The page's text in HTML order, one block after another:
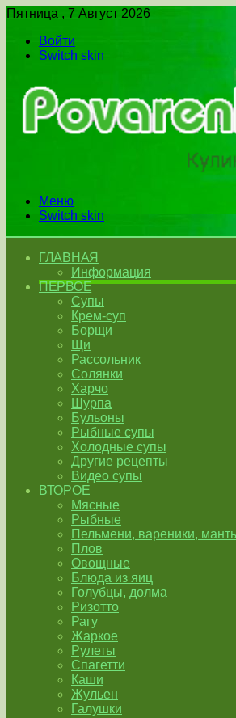
Пятница , 7 Август 2026
Войти
Switch skin
Меню
Switch skin
ГЛАВНАЯ
Информация
ПЕРВОЕ
Супы
Крем-суп
Борщи
Щи
Рассольник
Солянки
Харчо
Шурпа
Бульоны
Рыбные супы
Холодные супы
Другие рецепты
Видео супы
ВТОРОЕ
Мясные
Рыбные
Пельмени, вареники,
Плов
Овощные
Блюда из яиц
Голубцы, долма
Ризотто
Рагу
Жаркое
Рулеты
Спагетти
Каши
Жульен
Галушки